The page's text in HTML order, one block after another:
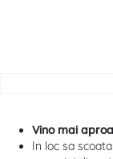
Vino mai
In loc sa